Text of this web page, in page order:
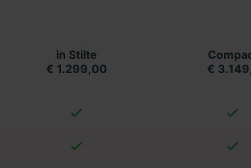
in Stilte
€ 1.299,00
€